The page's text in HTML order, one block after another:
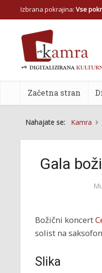
Izbrana pokrajina: Vse
Začetna stran
Nahajate se: Kamra
Gala
Božični koncert
solist na
Slika